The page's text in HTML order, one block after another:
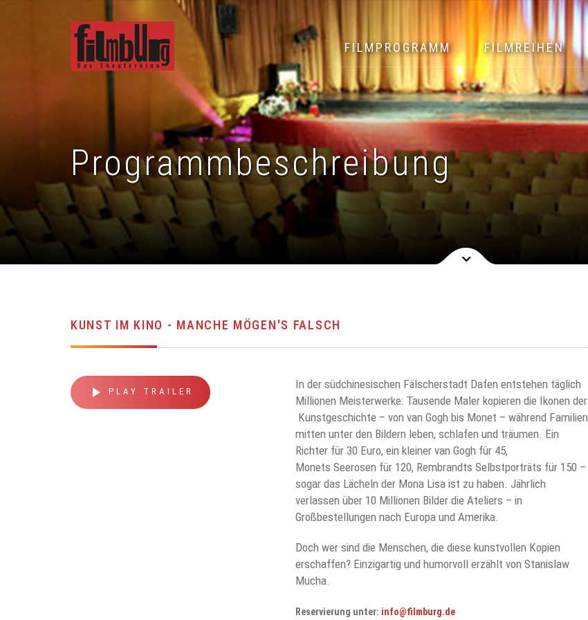
FILMPROGRAMM FILMREIHEN
Programmbeschreibung
KUNST IM KINO - MANCHE MÖGEN'S FALSCH
play_arrow PLAY TRAILER
In der südchinesischen Fälscherstadt Dafen entstehen täglich
Millionen Meisterwerke: Tausende Maler kopieren die Ikonen der
Kunstgeschichte – von van Gogh bis Monet – während Familien
mitten unter den Bildern leben, schlafen und träumen. Ein
Richter für 30 Euro, ein kleiner van Gogh für 45,
Monets Seerosen für 120, Rembrandts Selbstporträts für 150 –
sogar das Lächeln der Mona Lisa ist zu haben. Jährlich
verlassen über 10 Millionen Bilder die Ateliers – in
Großbestellungen nach Europa und Amerika.
Doch wer sind die Menschen, die diese kunstvollen Kopien
erschaffen? Einzigartig und humorvoll erzählt von Stanislaw
Mucha.
Reservierung unter: info@filmburg.de